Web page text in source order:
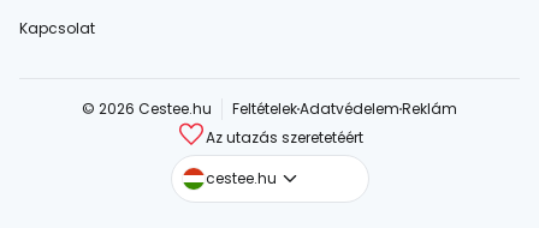
Kapcsolat
© 2026 Cestee.hu FeltételekAdatvédelemReklám
Az utazás szeretetéért
cestee.hu
cestee.com
cestee.sk